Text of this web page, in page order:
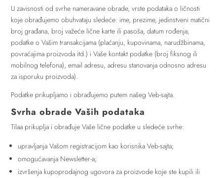
U zavisnosti od svrhe nameravane obrade, vrste podataka o ličnosti
koje obrađujemo obuhvataju sledeće: ime, prezime, jedinstveni matični
broj građana, broj važeće lične karte ili pasoša, datum rođenja,
podatke o Vašim transakcijama (plaćanju, kupovinama, narudžbinama,
povraćajima proizvoda itd.) i Vaše kontakt podatke (broj fiksnog ili
mobilnog telefona), email adresu, adresu stanovanja odnosno adresu
za isporuku proizvoda).
Podatke prikupljamo i obrađujemo putem našeg Veb-sajta.
Svrha obrade Vaših podataka
Tilaa prikuplja i obrađuje Vaše lične podatke u sledeće svrhe:
upravljanja Vašom registracijom kao korisnika Veb-sajta;
omogućavanja Newsletter-a;
izvršenja kupoprodajnog ugovora za proizvode koje ste kupili ili